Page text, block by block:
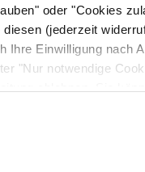
oder "Cookies
(jederzeit
Ihre Einwilligung nach
"Nur notwendige
CT. Gelegentlich
Untersuchung der
um bei unklaren